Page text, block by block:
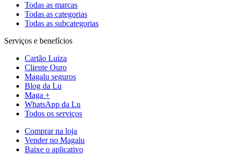
Todas as marcas
Todas as categorias
Todas as subcategorias
Serviços e benefícios
Cartão Luiza
Cliente Ouro
Magalu seguros
Blog da Lu
Maga +
WhatsApp da Lu
Todos os serviços
Comprar na loja
Vender no Magalu
Baixe o aplicativo